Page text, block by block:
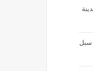
سبل